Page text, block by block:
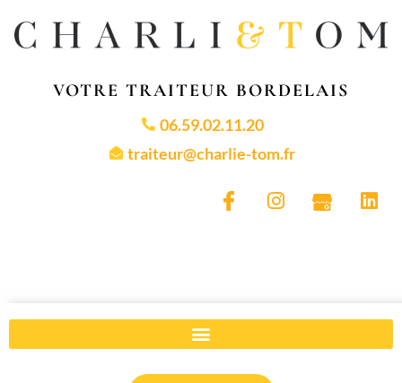
VOTRE TRAITEUR BORDELAIS
06.59.02.11.20
traiteur@charlie-tom.fr